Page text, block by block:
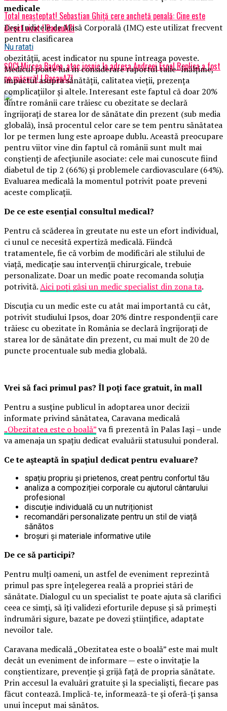
Total neașteptat! Sebastian Ghiță cere anchetă penală: Cine este
direct vizat | BacauAZI
Nu ratati
ȘOC! Mircea Badea, atac josnic la adresa Andreei Esca! Replica a fost
pe măsură! | BacauAZI
medicale
Deși Indicele de Masă Corporală (IMC) este utilizat frecvent
pentru clasificarea
obezității, acest indicator nu spune întreaga poveste.
Medicul poate lua în considerare raportul talie–înălțime,
impactul asupra sănătății, calitatea vieții, prezența
complicațiilor și altele. Interesant este faptul că doar 20%
dintre românii care trăiesc cu obezitate se declară
îngrijorați de starea lor de sănătate din prezent (sub media
globală), însă procentul celor care se tem pentru sănătatea
lor pe termen lung este aproape dublu. Această preocupare
pentru viitor vine din faptul că românii sunt mult mai
conștienți de afecțiunile asociate: cele mai cunoscute fiind
diabetul de tip 2 (66%) și problemele cardiovasculare (64%).
Evaluarea medicală la momentul potrivit poate preveni
aceste complicații.
De ce este esențial consultul medical?
Pentru că scăderea în greutate nu este un efort individual,
ci unul ce necesită expertiză medicală. Fiindcă
tratamentele, fie că vorbim de modificări ale stilului de
viață, medicație sau intervenții chirurgicale, trebuie
personalizate. Doar un medic poate recomanda soluția
potrivită.Aici poți găsi un medic specialist din zona ta.
Discuția cu un medic este cu atât mai importantă cu cât,
potrivit studiului Ipsos, doar 20% dintre respondenții care
trăiesc cu obezitate în România se declară îngrijorați de
starea lor de sănătate din prezent, cu mai mult de 20 de
puncte procentuale sub media globală.
Vrei să faci primul pas? Îl poți face gratuit, în mall
Pentru a susține publicul în adoptarea unor decizii
informate privind sănătatea, Caravana medicală
„Obezitatea este o boală”va fi prezentă în Palas Iași – unde
va amenaja un spațiu dedicat evaluării statusului ponderal.
Ce te așteaptă în spațiul dedicat pentru evaluare?
spațiu propriu și prietenos, creat pentru confortul tău
analiza a compoziției corporale cu ajutorul cântarului
profesional
discuție individuală cu un nutriționist
recomandări personalizate pentru un stil de viață
sănătos
broșuri și materiale informative utile
De ce să participi?
Pentru mulți oameni, un astfel de eveniment reprezintă
primul pas spre înțelegerea reală a propriei stări de
sănătate. Dialogul cu un specialist te poate ajuta să clarifici
ceea ce simți, să îți validezi eforturile depuse și să primești
îndrumări sigure, bazate pe dovezi științifice, adaptate
nevoilor tale.
Caravana medicală „Obezitatea este o boală” este mai mult
decât un eveniment de informare — este o invitație la
conștientizare, prevenție și grijă față de propria sănătate.
Prin accesul la evaluări gratuite și la specialiști, fiecare pas
făcut contează. Implică-te, informează-te și oferă-ți șansa
unui început mai sănătos.